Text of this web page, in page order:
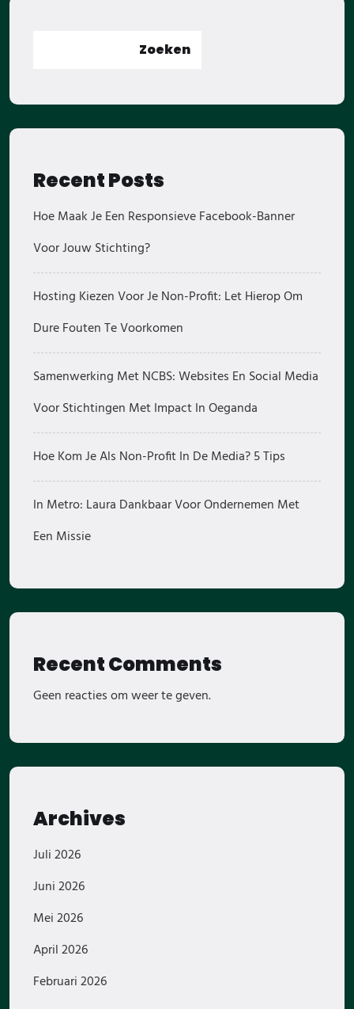
Zoeken
Recent Posts
Hoe Maak Je Een Responsieve Facebook-Banner
Voor Jouw Stichting?
Hosting Kiezen Voor Je Non-Profit: Let Hierop Om
Dure Fouten Te Voorkomen
Samenwerking Met NCBS: Websites En Social Media
Voor Stichtingen Met Impact In Oeganda
Hoe Kom Je Als Non-Profit In De Media? 5 Tips
In Metro: Laura Dankbaar Voor Ondernemen Met
Een Missie
Recent Comments
Geen reacties om weer te geven.
Archives
Juli 2026
Juni 2026
Mei 2026
April 2026
Februari 2026